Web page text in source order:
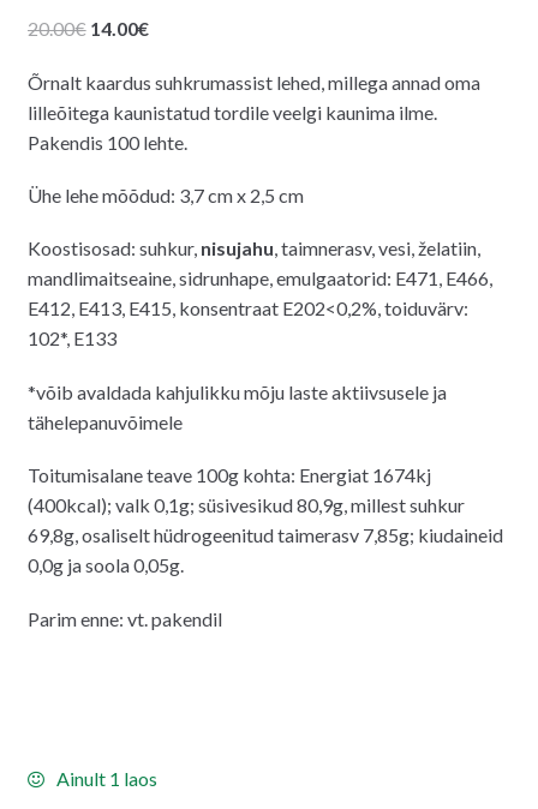
20.00€ Algne
oli:
20.00€.
14.00€Praegune
on:
14.00€.
Õrnalt kaardus suhkrumassist lehed, millega annad oma
lilleõitega kaunistatud tordile veelgi kaunima ilme.
Pakendis 100 lehte.
Ühe lehe mõõdud: 3,7 cm x 2,5 cm
Koostisosad: suhkur, nisujahu, taimnerasv, vesi, želatiin,
mandlimaitseaine, sidrunhape, emulgaatorid: E471, E466,
E412, E413, E415, konsentraat E202<0,2%, toiduvärv:
102*, E133
*võib avaldada kahjulikku mõju laste aktiivsusele ja
tähelepanuvõimele
Toitumisalane teave 100g kohta: Energiat 1674kj
(400kcal); valk 0,1g; süsivesikud 80,9g, millest suhkur
69,8g, osaliselt hüdrogeenitud taimerasv 7,85g; kiudaineid
0,0g ja soola 0,05g.
Parim enne: vt. pakendil
Ainult 1 laos